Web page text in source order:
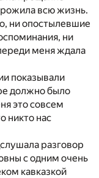
всю жизнь.
ни опостылевшие
ни
меня ждала
показывали
должно было
это совсем
никто нас
разговор
с одним очень
кавказкой